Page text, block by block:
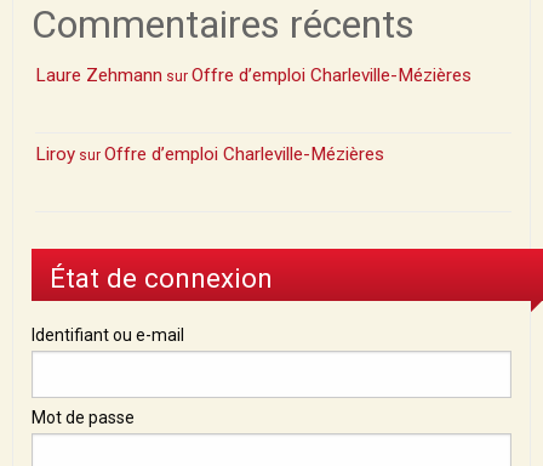
Commentaires récents
Laure Zehmann surOffre d’emploi Charleville-Mézières
Liroy surOffre d’emploi Charleville-Mézières
État de connexion
Identifiant ou e-mail
Mot de passe